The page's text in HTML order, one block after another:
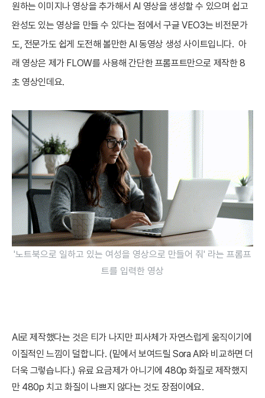
원하는 이미지나 영상을 추가해서 AI 영상을 생성할 수 있으며 쉽고
완성도 있는 영상을 만들 수 있다는 점에서 구글 VEO3는 비전문가
도, 전문가도 쉽게 도전해 볼만한 AI 동영상 생성 사이트입니다. 아
래 영상은 제가 FLOW를 사용해 간단한 프롬프트만으로 제작한 8
초 영상인데요.
'노트북으로 일하고 있는 여성을 영상으로 만들어 줘' 라는 프롬프
트를 입력한 영상
AI로 제작했다는 것은 티가 나지만 피사체가 자연스럽게 움직이기에
이질적인 느낌이 덜합니다. (밑에서 보여드릴 Sora AI와 비교하면 더
더욱 그렇습니다.) 유료 요금제가 아니기에 480p 화질로 제작했지
만 480p 치고 화질이 나쁘지 않다는 것도 장점이에요.